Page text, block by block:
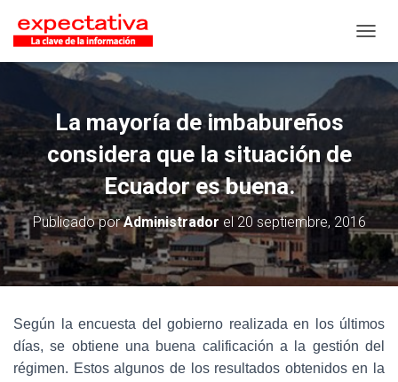
La mayoría de imbabureños
considera que la situación de
Ecuador es buena.
Publicado porAdministrador el20 septiembre, 2016
Según la encuesta del gobierno realizada en los últimos
días, se obtiene una buena calificación a la gestión del
régimen. Estos algunos de los resultados obtenidos en la